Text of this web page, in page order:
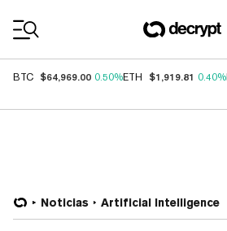
BTC $64,969.00 0.50%ETH $1,919.81 0.40%
Noticias Artificial Intelligence